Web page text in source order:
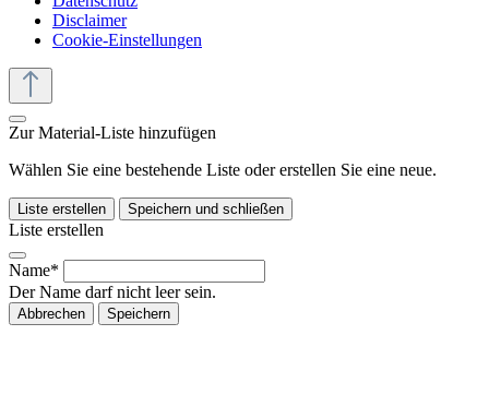
Disclaimer
Cookie-Einstellungen
Zur Material-Liste hinzufügen
Wählen Sie eine bestehende Liste oder erstellen Sie eine neue.
Liste erstellen Speichern und schließen
Liste erstellen
Name*
Der Name darf nicht leer sein.
Abbrechen Speichern